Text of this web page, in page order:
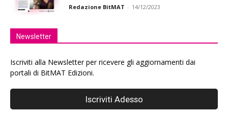
Redazione BitMAT - 14/12/2023
Newsletter
Iscriviti alla Newsletter per ricevere gli aggiornamenti dai
portali di BitMAT Edizioni.